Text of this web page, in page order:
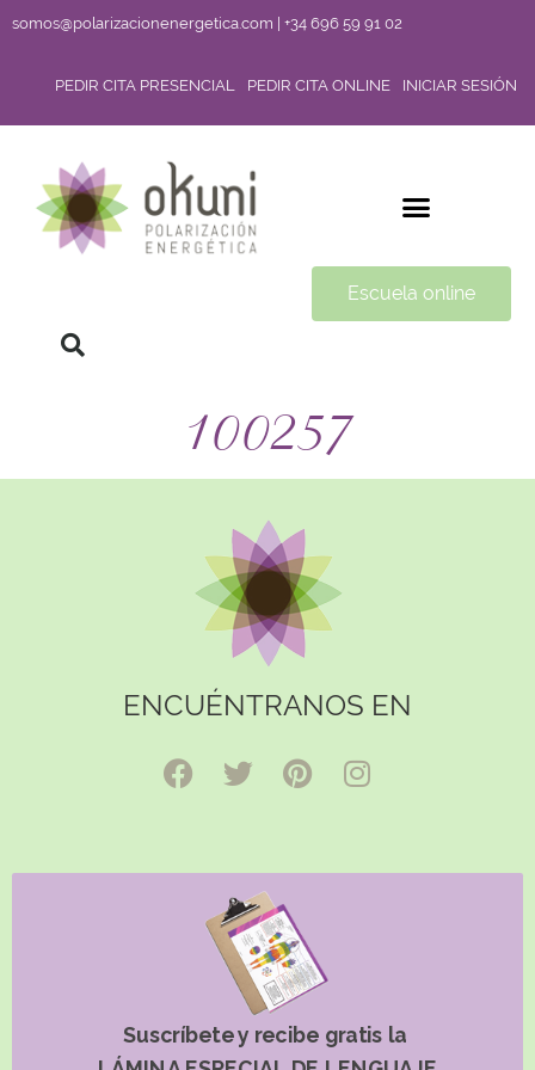
somos@polarizacionenergetica.com | +34 696 59 91 02
PEDIR CITA PRESENCIAL PEDIR CITA ONLINE INICIAR SESIÓN
Escuela online
100257
ENCUÉNTRANOS EN
Suscríbete y recibe gratis la